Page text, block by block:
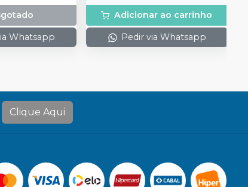
Whatsapp
preparo do gel e 1 Top Dam
com 2g.Adicionar ao carrinho
Pedir via Whatsapp
Clique Aqui